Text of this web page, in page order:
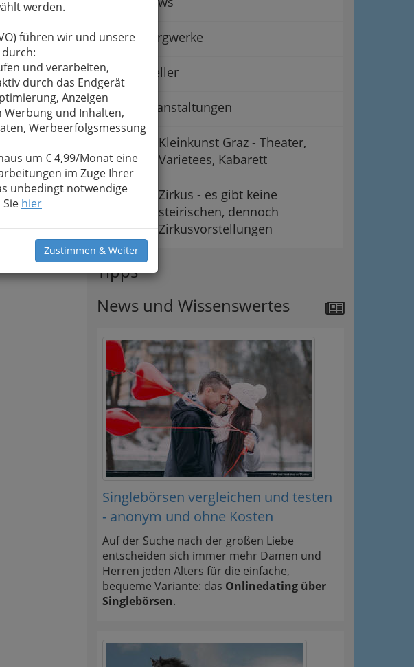
werden.
führen wir und unsere
und verarbeiten,
durch das Endgerät
Anzeigen
und Inhalten,
Werbeerfolgsmessung
um € 4,99/Monat eine
im Zuge Ihrer
unbedingt notwendige
hier
Zustimmen & Weiter
Schaubergwerke
Schausteller
Sportveranstaltungen
Kleinkunst Graz - Theater,
Varietees, Kabarett
Zirkus - es gibt keine
steirischen, dennoch
Zirkusvorstellungen
Tipps
News und Wissenswertes
Singlebörsen vergleichen und testen
- anonym und ohne Kosten
Auf der Suche nach der großen Liebe
entscheiden sich immer mehr Damen und
Herren jeden Alters für die einfache,
bequeme Variante: das Onlinedating über
Singlebörsen.